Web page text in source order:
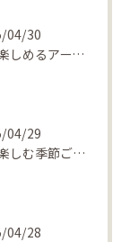
04/30
永遠に楽しめるアーティフィシャルフラワーの使い方
04/29
造花で楽しむ季節ごとのインテリア
04/28